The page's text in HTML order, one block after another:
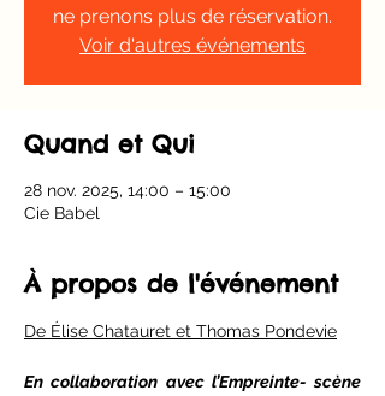
ne prenons plus de réservation.
Voir d'autres événements
Quand et Qui
28 nov. 2025, 14:00 – 15:00
Cie Babel
À propos de l'événement
De Élise Chatauret et Thomas Pondevie
En collaboration avec l’Empreinte- scène